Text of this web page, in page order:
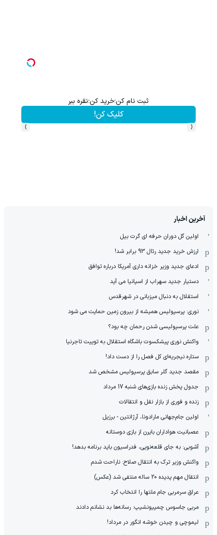
ثبت نام کن؛خرید کن؛نقره ببر
کلیک کن!
‹
›
آخرین اخبار
اولین گل دوران حرفه ای گرت بیل
ارزش خرید جدید رئال 93 برابر شد!
ادعای جدید وزیر خزانه داری آمریکا درباره توافق
دستیار جدید سهراب از اسپانیا می آید
استقلال به دنبال میزبانی در شهرقدس
نوری: پرسپولیس همیشه از بیرون زمین حمایت می شود
علت پرسپولیسی شدن رحمان چه بود؟
واکنش نوری پیشکسوت باشگاه استقلال به توییت تاجرنیا
ستاره نیجریه‌ای کل فصل را از دست داد!
مقصد جدید گلر سابق پرسپولیس مشخص شد
جدول پخش زنده بازی‌های شنبه 17 مرداد
زنده و فوری از بازار نقل و انتقالات
اولین جام‌جهانی مارادونا، آرژانتین - برزیل
عصبانیت هواداران بایرن از بازی دوستانه
آشوبی: به جای قلعه‌نویی، فدراسیون باید برنامه بدهد!
واکنش وزیر ترک به انتقال صلاح: ناراحت شدم
انتقال مهم پدیده 20 ساله منتفی شد (عکس)
عراق سرمربی جام ملتها را انتخاب کرد
مربی جاسوس چمپیونشیپ: رسانه‌ها بد نشانم دادند
لیموچی و چیدن خوشه انگور در مرداد!